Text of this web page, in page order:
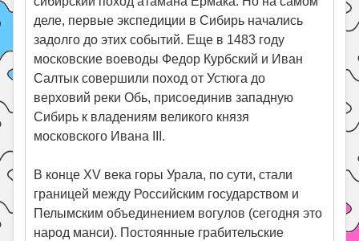
деле, первые экспедиции в Сибирь начались
задолго до этих событий. Еще в 1483 году
московские воеводы Федор Курбский и Иван
Салтык совершили поход от Устюга до
верховий реки Обь, присоединив западную
Сибирь к владениям великого князя
московского Ивана III.
В конце XV века горы Урала, по сути, стали
границей между Российским государством и
Пелымским объединением вогулов (сегодня это
народ манси). Постоянные грабительские